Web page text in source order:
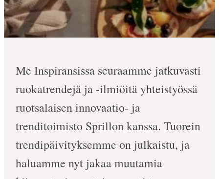
Me Inspiransissa seuraamme jatkuvasti
ruokatrendejä ja -ilmiöitä yhteistyössä
ruotsalaisen innovaatio- ja
trenditoimisto Sprillon kanssa. Tuorein
trendipäivityksemme on julkaistu, ja
haluamme nyt jakaa muutamia